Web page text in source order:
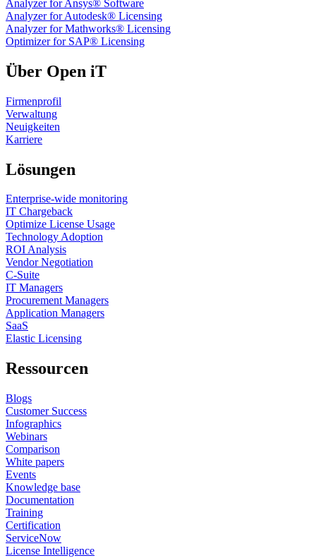
Analyzer for Ansys® Software
Analyzer for Autodesk® Licensing
Analyzer for Mathworks® Licensing
Optimizer for SAP® Licensing
Über Open iT
Firmenprofil
Verwaltung
Neuigkeiten
Karriere
Lösungen
Enterprise-wide monitoring
IT Chargeback
Optimize License Usage
Technology Adoption
ROI Analysis
Vendor Negotiation
C-Suite
IT Managers
Procurement Managers
Application Managers
SaaS
Elastic Licensing
Ressourcen
Blogs
Customer Success
Infographics
Webinars
Comparison
White papers
Events
Knowledge base
Documentation
Training
Certification
ServiceNow
License Intelligence